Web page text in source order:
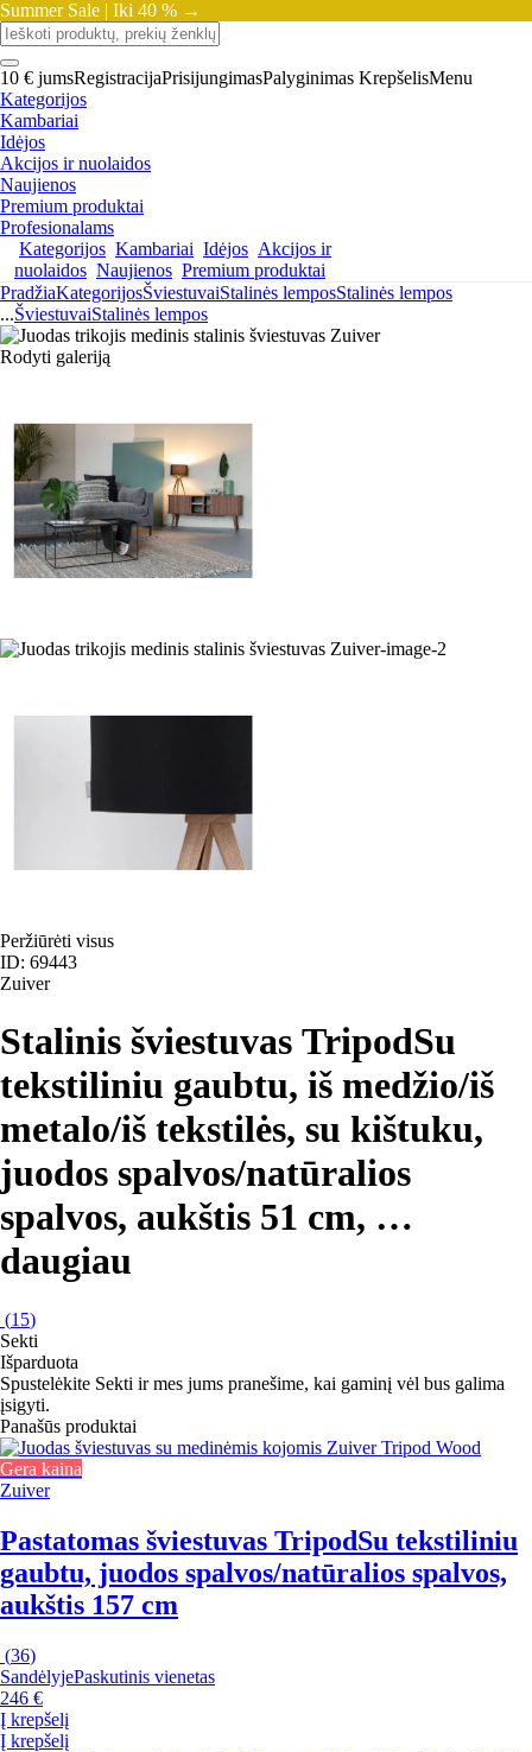
Summer Sale | Iki 40 % →
10 € jumsRegistracijaPrisijungimasPalyginimas KrepšelisMenu
Kategorijos
Kambariai
Idėjos
Akcijos ir nuolaidos
Naujienos
Premium produktai
Profesionalams
Kategorijos Kambariai Idėjos Akcijos ir
nuolaidos Naujienos Premium produktai
PradžiaKategorijosŠviestuvaiStalinės lemposStalinės lempos
...ŠviestuvaiStalinės lempos
Rodyti galeriją
Peržiūrėti visus
ID: 69443
Zuiver
Stalinis šviestuvas TripodSu
tekstiliniu gaubtu, iš medžio/iš
metalo/iš tekstilės, su kištuku,
juodos spalvos/natūralios
spalvos, aukštis 51 cm, …
daugiau
(15)
Sekti
Išparduota
Spustelėkite Sekti ir mes jums pranešime, kai gaminį vėl bus galima
įsigyti.
Panašūs produktai
Gera kaina
Zuiver
Pastatomas šviestuvas TripodSu tekstiliniu
gaubtu, juodos spalvos/natūralios spalvos,
aukštis 157 cm
(36)
SandėlyjePaskutinis vienetas
246 €
Į krepšelį
Į krepšelį